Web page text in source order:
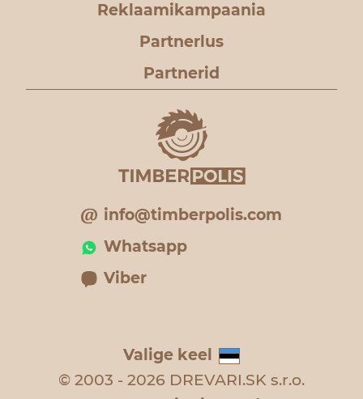
Reklaamikampaania
Partnerlus
Partnerid
info@timberpolis.com
Whatsapp
Viber
Valige keel
© 2003 - 2026 DREVARI.SK s.r.o.